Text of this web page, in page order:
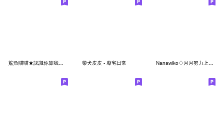
柴犬皮皮 - 廢宅日常